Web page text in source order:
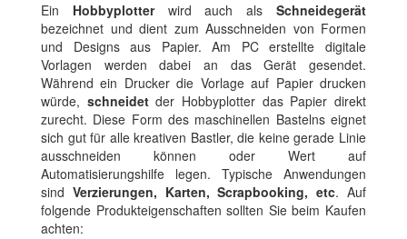
Ein Hobbyplotterwird auch alsSchneidegerät
bezeichnet und dient zum Ausschneiden von Formen
und Designs aus Papier. Am PC erstellte digitale
Vorlagen werden dabei an das Gerät gesendet.
Während ein Drucker die Vorlage auf Papier drucken
würde, schneidetder Hobbyplotter das Papier direkt
zurecht. Diese Form des maschinellen Bastelns eignet
sich gut für alle kreativen Bastler, die keine gerade Linie
ausschneiden können oder Wert auf
Automatisierungshilfe legen. Typische Anwendungen
sind Verzierungen, Karten, Scrapbooking, etc. Auf
folgende Produkteigenschaften sollten Sie beim Kaufen
achten: